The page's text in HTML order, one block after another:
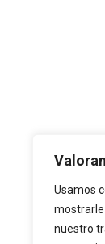
Usamos
nuestro